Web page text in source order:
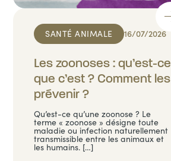
SANTÉ ANIMALE 16/07/2026
Les zoonoses : qu’est-ce
que c’est ? Comment les
prévenir ?
Qu’est-ce qu’une zoonose ? Le
terme « zoonose » désigne toute
maladie ou infection naturellement
transmissible entre les animaux et
les humains. […]